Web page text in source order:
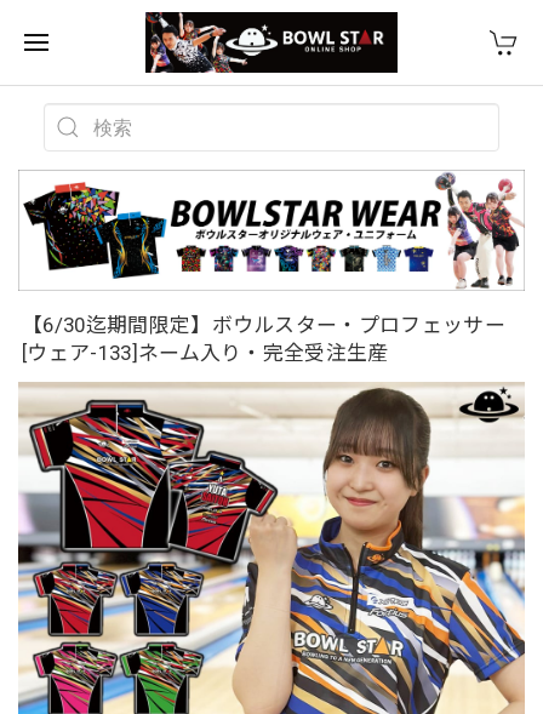
【6/30迄期間限定】ボウルスター・プロフェッサー
[ウェア-133]ネーム入り・完全受注生産